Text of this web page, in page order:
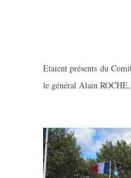
Etaient présents du
le général Alain